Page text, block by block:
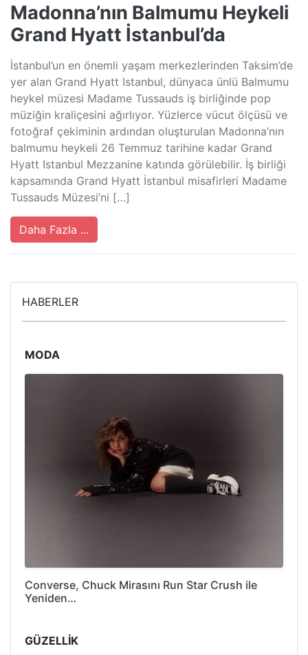
Madonna’nın Balmumu Heykeli
Grand Hyatt İstanbul’da
İstanbul’un en önemli yaşam merkezlerinden Taksim’de
yer alan Grand Hyatt Istanbul, dünyaca ünlü Balmumu
heykel müzesi Madame Tussauds iş birliğinde pop
müziğin kraliçesini ağırlıyor. Yüzlerce vücut ölçüsü ve
fotoğraf çekiminin ardından oluşturulan Madonna’nın
balmumu heykeli 26 Temmuz tarihine kadar Grand
Hyatt Istanbul Mezzanine katında görülebilir. İş birliği
kapsamında Grand Hyatt İstanbul misafirleri Madame
Tussauds Müzesi’ni […]
Daha Fazla ...
HABERLER
MODA
Converse, Chuck Mirasını Run Star Crush ile
Yeniden…
GÜZELLİK